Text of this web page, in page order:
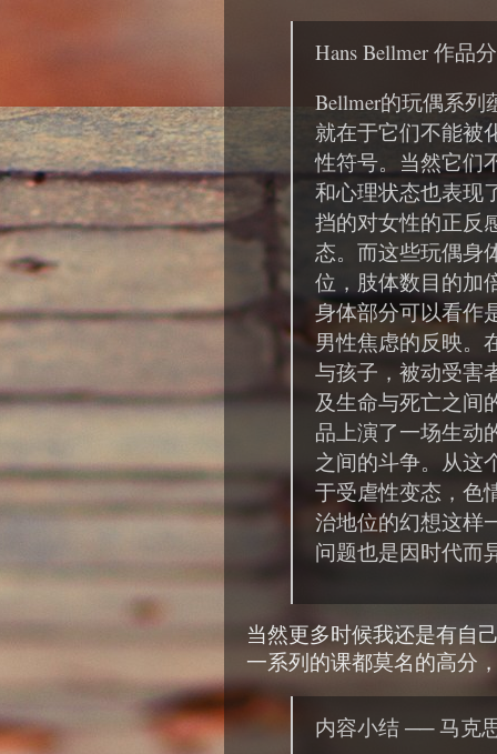
Hans Bellmer 作品
Bellmer的玩偶系列
就在于它们不能被
性符号。当然它们
和心理状态也表现
挡的对女性的正反
态。而这些玩偶身
位，肢体数目的加
身体部分可以看作
男性焦虑的反映。
与孩子，被动受害
及生命与死亡之间
品上演了一场生动
之间的斗争。从这
于受虐性变态，色
治地位的幻想这样
问题也是因时代而
当然更多时候我还是有自
一系列的课都莫名的高分
内容小结 ── 马克